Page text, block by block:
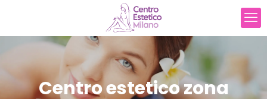
Centro estetico zona